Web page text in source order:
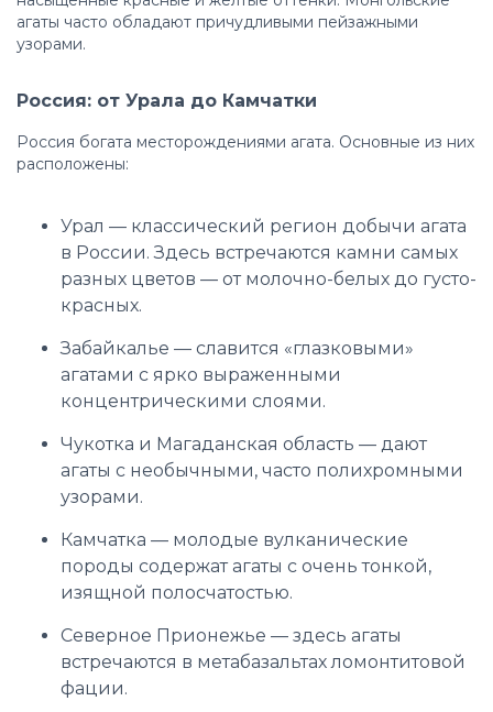
агаты часто обладают причудливыми пейзажными
узорами.
Россия: от Урала до Камчатки
Россия богата месторождениями агата. Основные из них
расположены:
Урал — классический регион добычи агата
в России. Здесь встречаются камни самых
разных цветов — от молочно-белых до густо-
красных.
Забайкалье — славится «глазковыми»
агатами с ярко выраженными
концентрическими слоями.
Чукотка и Магаданская область — дают
агаты с необычными, часто полихромными
узорами.
Камчатка — молодые вулканические
породы содержат агаты с очень тонкой,
изящной полосчатостью.
Северное Прионежье — здесь агаты
встречаются в метабазальтах ломонтитовой
фации.